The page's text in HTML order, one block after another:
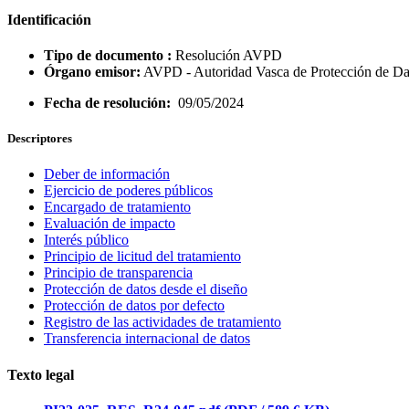
Identificación
Tipo de documento : Resolución AVPD
Órgano emisor: AVPD - Autoridad Vasca de Protección de
Fecha de resolución: 09/05/2024
Descriptores
Deber de información
Ejercicio de poderes públicos
Encargado de tratamiento
Evaluación de impacto
Interés público
Principio de licitud del tratamiento
Principio de transparencia
Protección de datos desde el diseño
Protección de datos por defecto
Registro de las actividades de tratamiento
Transferencia internacional de datos
Texto legal